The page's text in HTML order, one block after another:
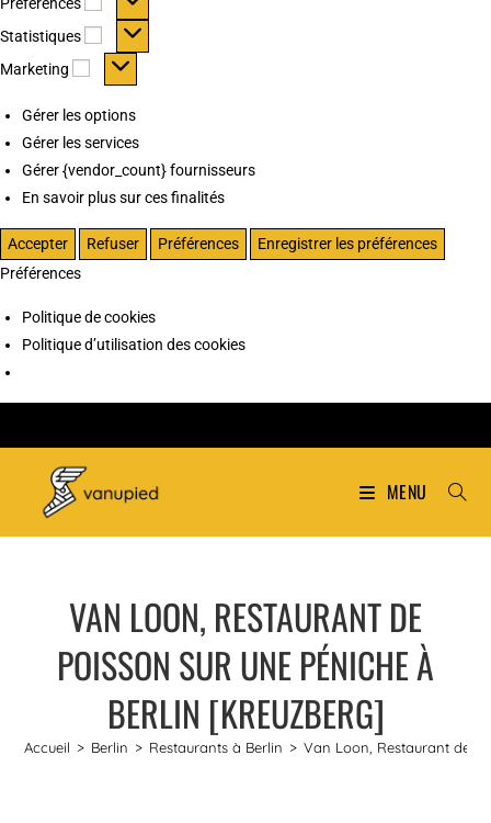
Statistiques Statistiques
Marketing Marketing
Gérer les options
Gérer les services
Gérer {vendor_count} fournisseurs
En savoir plus sur ces finalités
Accepter Refuser Préférences
Enregistrer les préférences
Préférences
Politique de cookies
Politique d’utilisation des cookies
MENU
VAN LOON, RESTAURANT DE
POISSON SUR UNE PÉNICHE À
BERLIN [KREUZBERG]
Accueil > Berlin > Restaurants à Berlin > Van Loon, Restaurant de